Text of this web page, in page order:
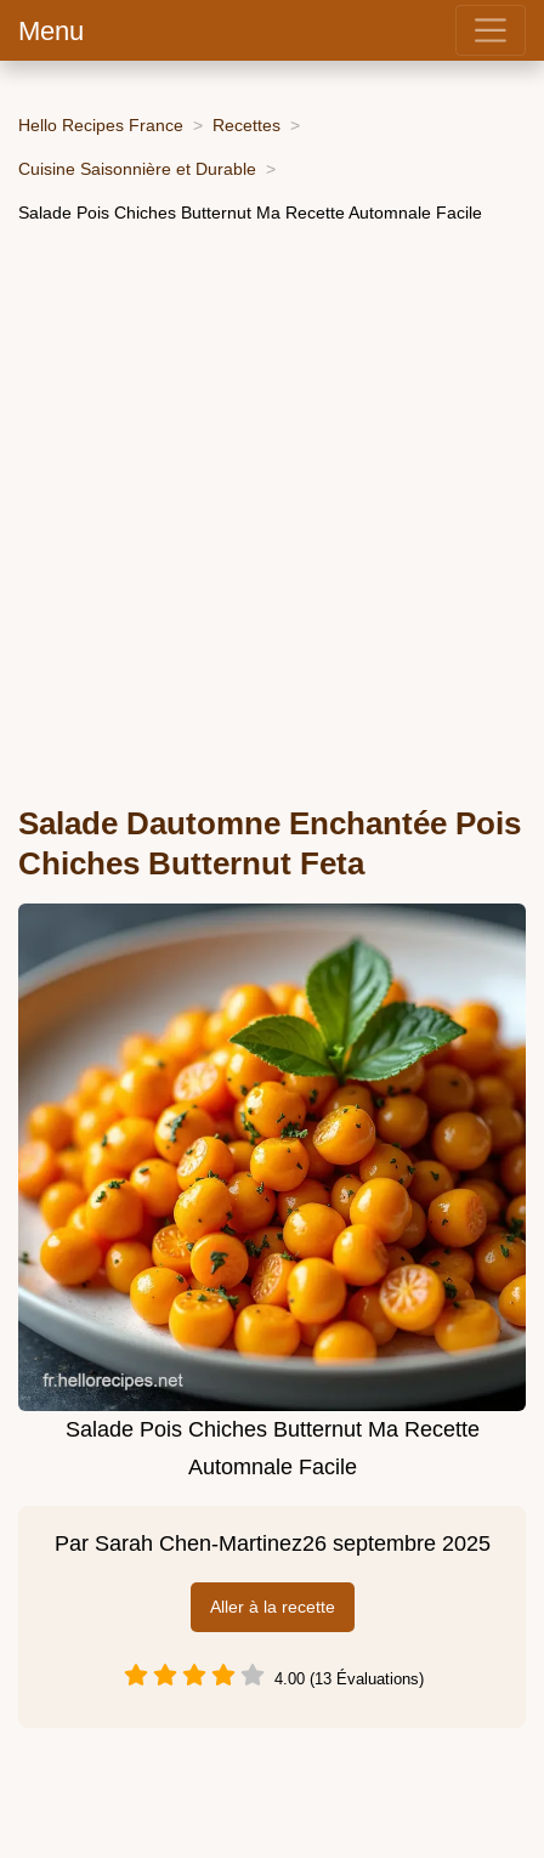
Menu
Hello Recipes France Recettes
Cuisine Saisonnière et Durable
Salade Pois Chiches Butternut Ma Recette Automnale Facile
Salade Dautomne Enchantée Pois
Chiches Butternut Feta
Salade Pois Chiches Butternut Ma Recette
Automnale Facile
Par Sarah Chen-Martinez26 septembre 2025
Aller à la recette
4.00 (13 Évaluations)